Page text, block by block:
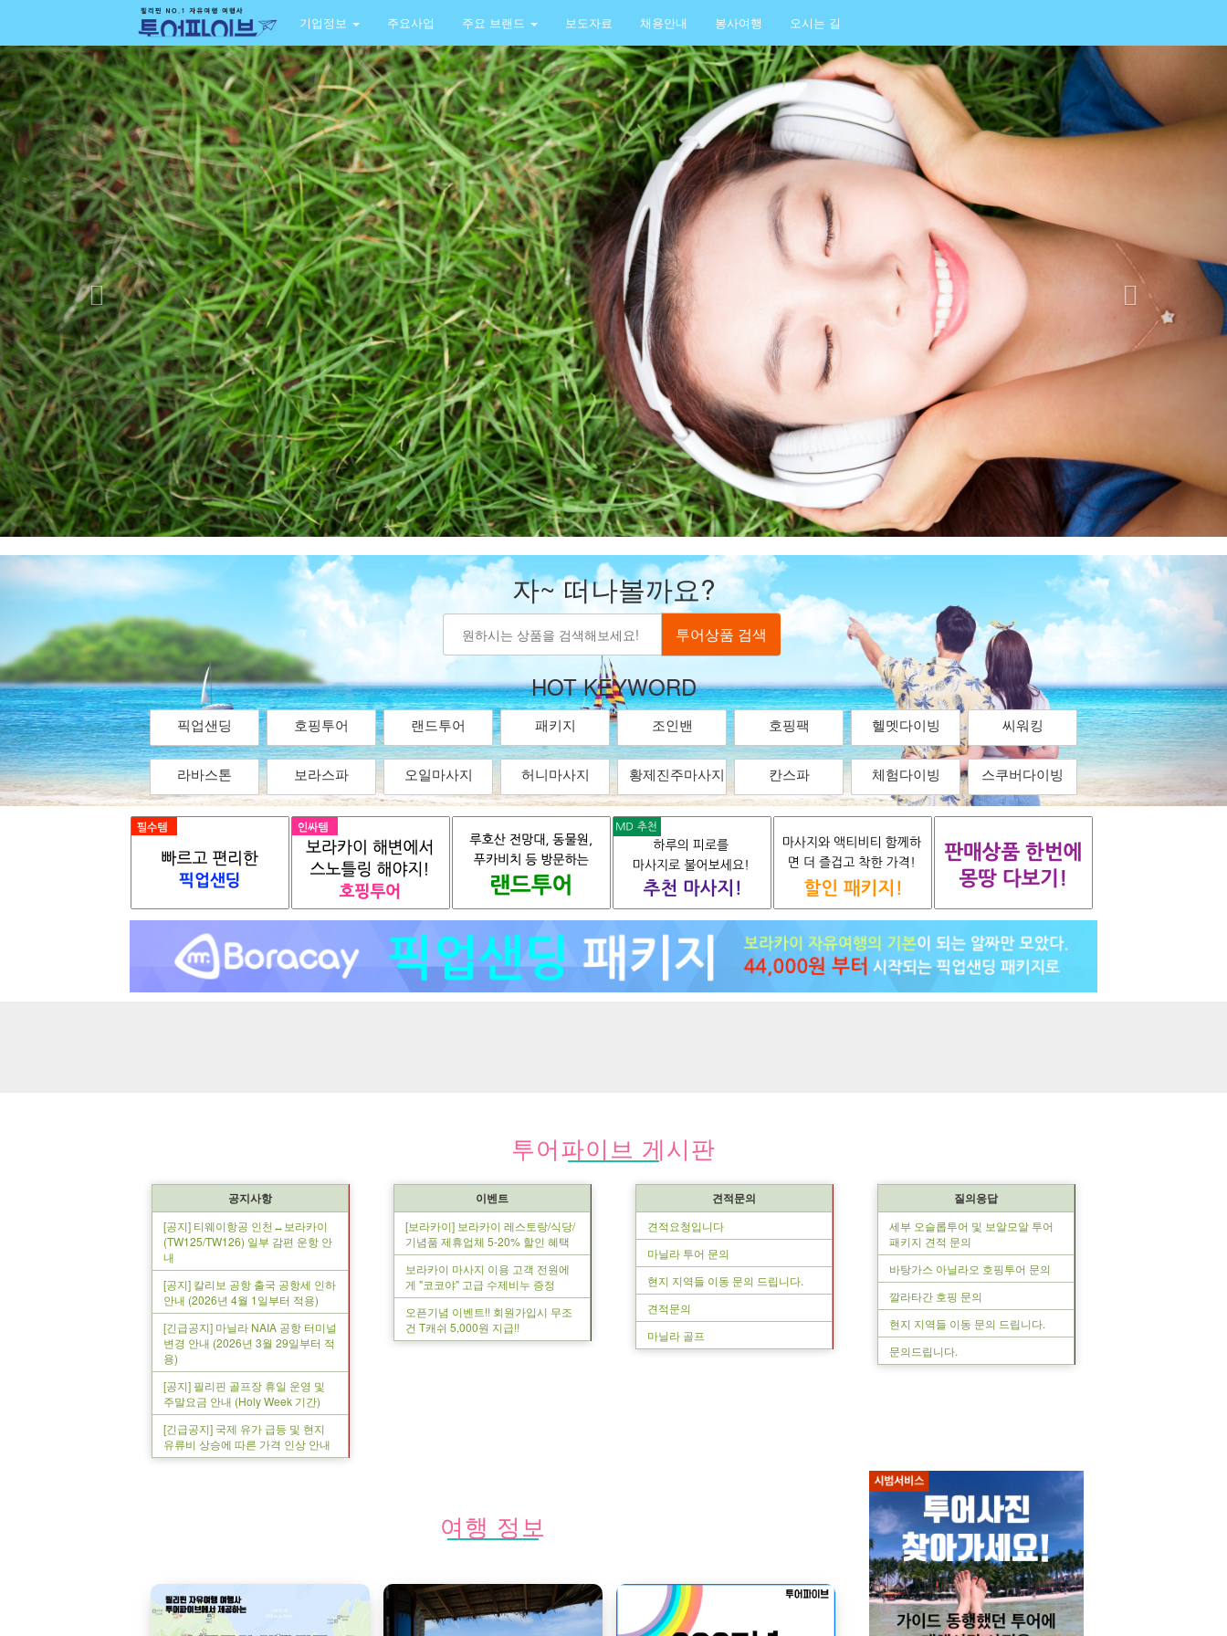
기업정보 주요사업 주요 브랜드 보도자료 채용안내 봉사여행 오시는 길
Previous
자~ 떠나볼까요?
HOT KEYWORD
픽업샌딩 호핑투어 랜드투어 패키지 조인밴 호핑팩 헬멧다이빙 씨워킹
라바스톤 보라스파 오일마사지 허니마사지 황제진주마사지 칸스파 체험다이빙 스쿠버다이빙
투어파이브 게시판
공지사항
[공지] 티웨이항공 인천↔보라카이
(TW125/TW126) 일부 감편 운항 안
내
[공지] 칼리보 공항 출국 공항세 인하
안내 (2026년 4월 1일부터 적용)
[긴급공지] 마닐라 NAIA 공항 터미널
변경 안내 (2026년 3월 29일부터 적
용)
[공지] 필리핀 골프장 휴일 운영 및
주말요금 안내 (Holy Week 기간)
[긴급공지] 국제 유가 급등 및 현지
유류비 상승에 따른 가격 인상 안내
이벤트
[보라카이] 보라카이 레스토랑/식당/
기념품 제휴업체 5-20% 할인 혜택
보라카이 마사지 이용 고객 전원에
게 "코코야" 고급 수제비누 증정
오픈기념 이벤트!! 회원가입시 무조
건 T캐쉬 5,000원 지급!!
견적문의
견적요청입니다
마닐라 투어 문의
현지 지역들 이동 문의 드립니다.
견적문의
마닐라 골프
질의응답
세부 오슬롭투어 및 보알모알 투어
패키지 견적 문의
바탕가스 아닐라오 호핑투어 문의
깔라타간 호핑 문의
현지 지역들 이동 문의 드립니다.
문의드립니다.
여행 정보